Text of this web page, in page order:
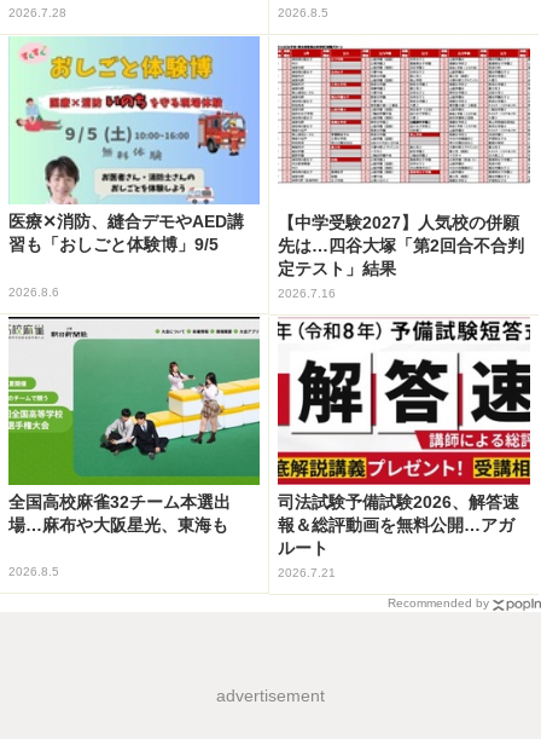
2026.7.28 2026.8.5
医療✕消防、縫合デモやAED講
習も「おしごと体験博」9/5
2026.8.6
【中学受験2027】人気校の併願
先は…四谷大塚「第2回合不合判
定テスト」結果
2026.7.16
全国高校麻雀32チーム本選出
場…麻布や大阪星光、東海も
2026.8.5
司法試験予備試験2026、解答速
報＆総評動画を無料公開…アガ
ルート
2026.7.21
Recommended by
advertisement